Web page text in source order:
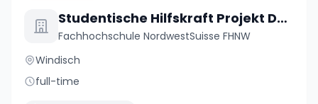
Studentische Hilfskraft Projekt DREAMS - Digitale Professionsentwicklung und Bildungsinnovation (20-40 %)
Fachhochschule NordwestSuisse FHNW
Windisch
full-time